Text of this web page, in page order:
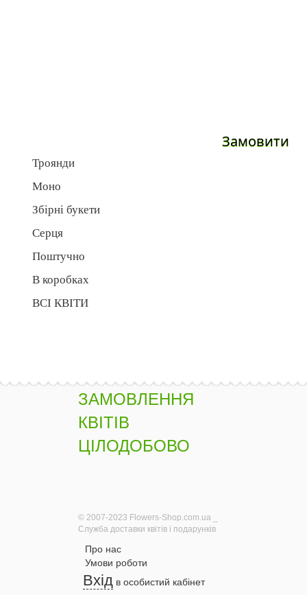
Замовити
Троянди
Моно
Збірні букети
Серця
Поштучно
В коробках
ВСІ КВІТИ
ЗАМОВЛЕННЯ
КВІТІВ
ЦІЛОДОБОВО
© 2007-2023 Flowers-Shop.com.ua _
Служба доставки квітів і подарунків
Про нас
Умови роботи
Вхід в особистий кабінет